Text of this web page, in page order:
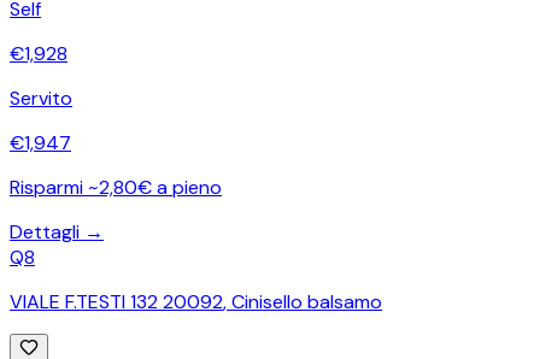
Self
€1,928
Servito
€1,947
Risparmi ~2,80€ a pieno
Dettagli →
Q8
VIALE F.TESTI 132 20092,Cinisello balsamo